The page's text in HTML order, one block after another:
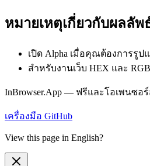
หมายเหตุเกี่ยวกับผลลัพ
เปิด Alpha เมื่อคุณต้องการรู
สำหรับงานเว็บ HEX และ
InBrowser.App — ฟรีและโอเพนซอ
เครื่องมือ GitHub
View this page in English?